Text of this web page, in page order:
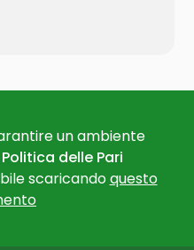
un ambiente
Politica delle Pari
scaricandoquesto